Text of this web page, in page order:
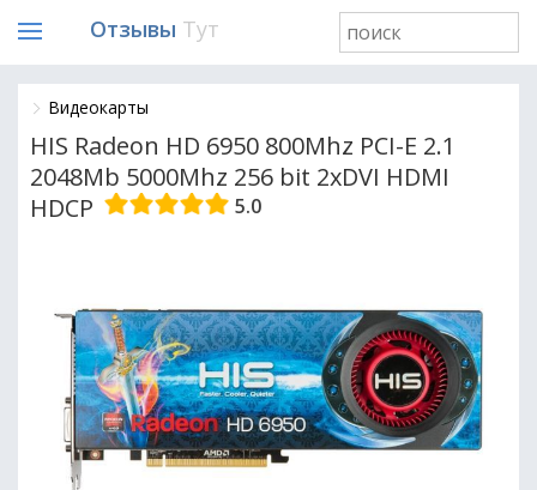
Отзывы Тут
Видеокарты
HIS Radeon HD 6950 800Mhz PCI-E 2.1
2048Mb 5000Mhz 256 bit 2xDVI HDMI
HDCP
5.0